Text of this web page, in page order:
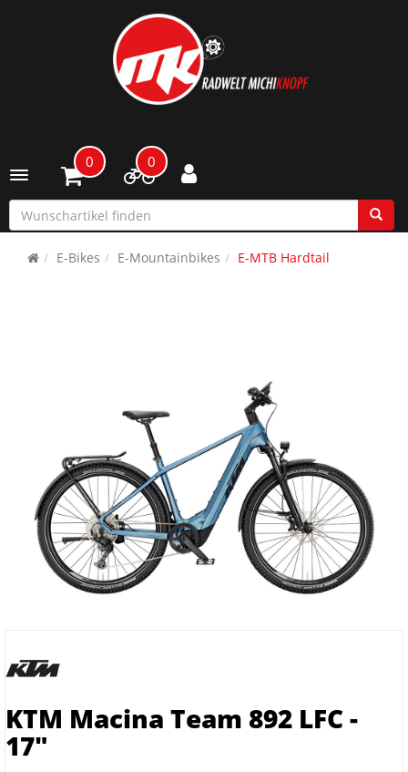
Toggle navigation
0 0
E-Bikes E-Mountainbikes E-MTB Hardtail
KTM Macina Team 892 LFC -
17"